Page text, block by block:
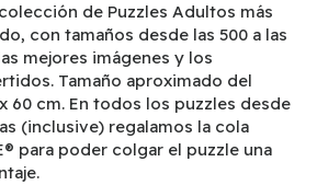
de Puzzles Adultos más
con tamaños desde las 500 a las
mejores imágenes y los
Tamaño aproximado del
60 cm. En todos los puzzles desde
(inclusive) regalamos la cola
para poder colgar el puzzle una